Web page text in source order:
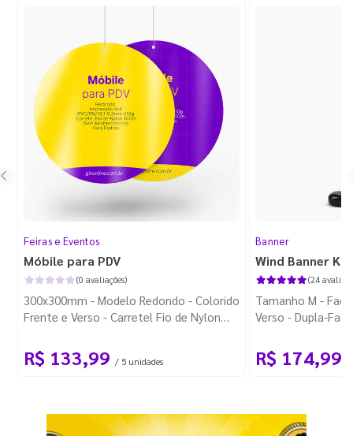
Feiras e Eventos
Móbile para PDV
(0 avaliações)
300x300mm - Modelo Redondo - Colorido
Frente e Verso - Carretel Fio de Nylon
R$ 133,99 / 5 unidades
Banner
Wind Banner
(24
Tamanho M -
Verso - Dupla-
R$ 174,99